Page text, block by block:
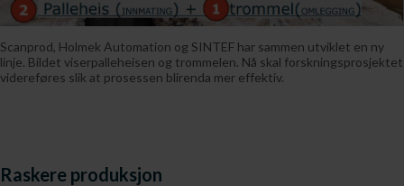
Scanprod, Holmek Automation og SINTEF har sammen utviklet en ny
linje. Bildet viserpalleheisen og trommelen. Nå skal forskningsprosjektet
videreføres slik at prosessen blirenda mer effektiv.
Raskere produksjon